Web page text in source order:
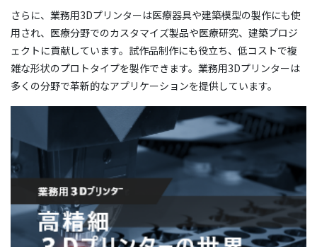
さらに、業務用3Dプリンターは医療器具や建築模型の製作にも使
用され、医療分野でのカスタマイズ製品や医療研究、建築プロジ
ェクトに貢献しています。試作品制作にも役立ち、低コストで複
雑な形状のプロトタイプを製作できます。業務用3Dプリンターは
多くの分野で革新的なアプリケーションを提供しています。